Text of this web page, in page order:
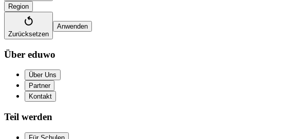
Region
Zurücksetzen
Anwenden
Über eduwo
Über Uns
Partner
Kontakt
Teil werden